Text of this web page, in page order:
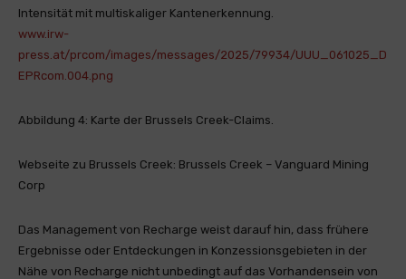
Intensität mit multiskaliger Kantenerkennung.
www.irw-
press.at/prcom/images/messages/2025/79934/UUU_061025_D
EPRcom.004.png
Abbildung 4: Karte der Brussels Creek-Claims.
Webseite zu Brussels Creek: Brussels Creek – Vanguard Mining
Corp
Das Management von Recharge weist darauf hin, dass frühere
Ergebnisse oder Entdeckungen in Konzessionsgebieten in der
Nähe von Recharge nicht unbedingt auf das Vorhandensein von